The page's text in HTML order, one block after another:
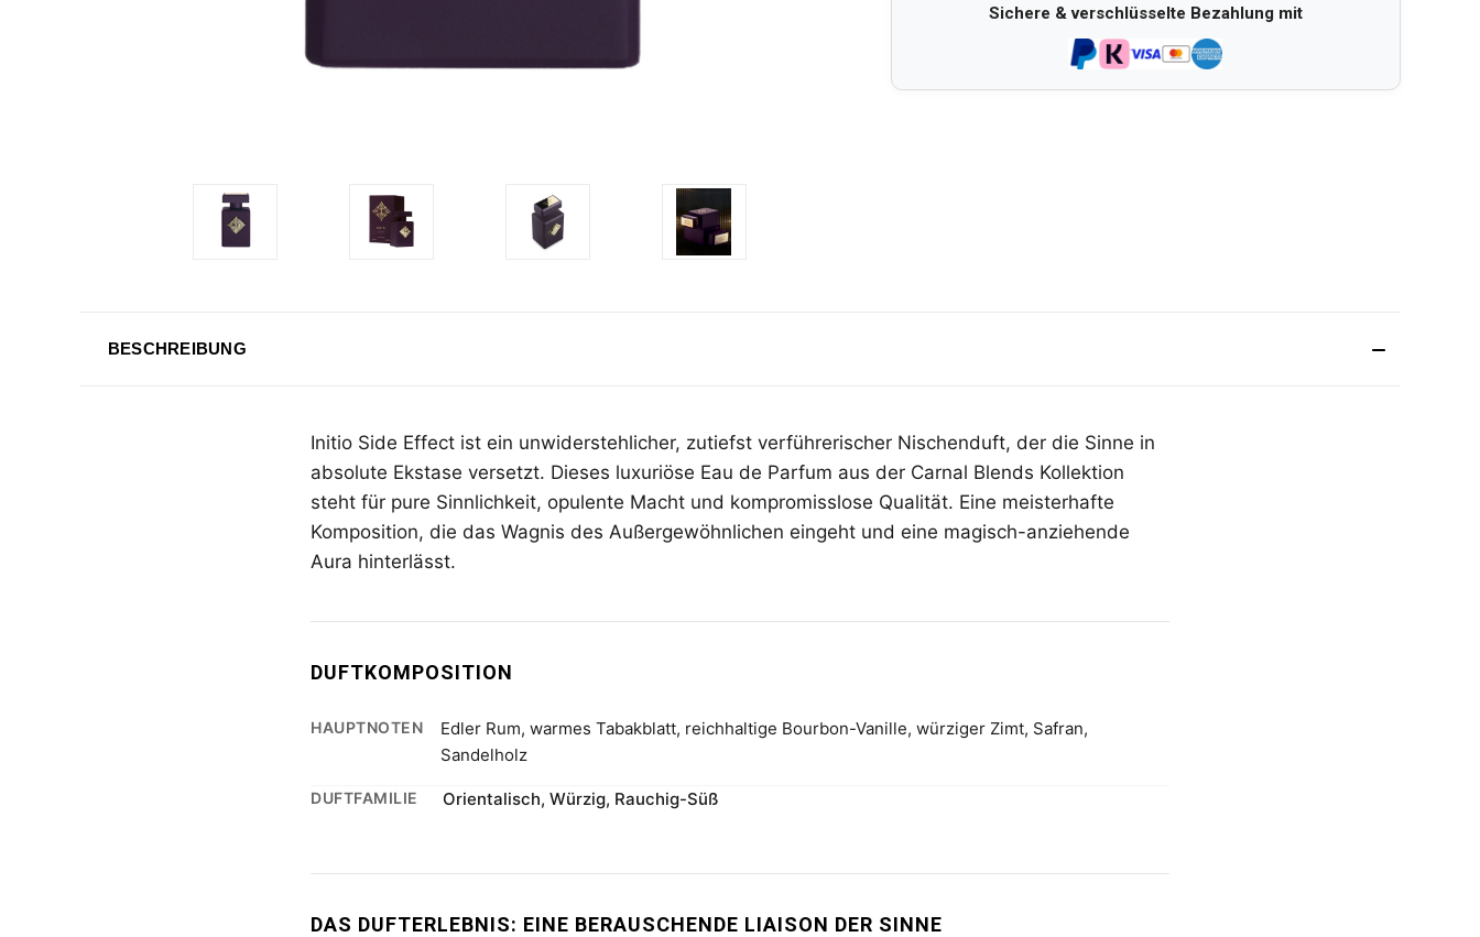
Sichere & verschlüsselte Bezahlung mit
BESCHREIBUNG
Initio Side Effect ist ein unwiderstehlicher, zutiefst verführerischer Nischenduft, der die Sinne in
absolute Ekstase versetzt. Dieses luxuriöse Eau de Parfum aus der Carnal Blends Kollektion
steht für pure Sinnlichkeit, opulente Macht und kompromisslose Qualität. Eine meisterhafte
Komposition, die das Wagnis des Außergewöhnlichen eingeht und eine magisch-anziehende
Aura hinterlässt.
DUFTKOMPOSITION
HAUPTNOTEN
Edler Rum, warmes Tabakblatt, reichhaltige Bourbon-Vanille, würziger Zimt, Safran,
Sandelholz
DUFTFAMILIE Orientalisch, Würzig, Rauchig-Süß
DAS DUFTERLEBNIS: EINE BERAUSCHENDE LIAISON DER SINNE